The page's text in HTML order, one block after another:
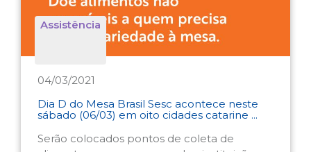
Assistência
04/03/2021
Dia D do Mesa Brasil Sesc acontece neste
sábado (06/03) em oito cidades catarine ...
Serão colocados pontos de coleta de